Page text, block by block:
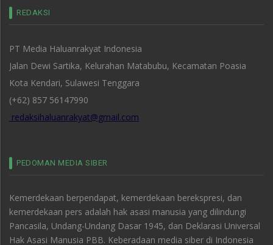
REDAKSI
PT Media Haluanrakyat Indonesia
Jalan Dewi Sartika, Kelurahan Matabubu, Kecamatan Poasia
Kota Kendari, Sulawesi Tenggara
(+62) 857 56147990
redaksihaluanrakyat@gmail.com
PEDOMAN MEDIA SIBER
Kemerdekaan berpendapat, kemerdekaan berekspresi, dan
kemerdekaan pers adalah hak asasi manusia yang dilindungi
Pancasila, Undang-Undang Dasar 1945, dan Deklarasi Universal
Hak Asasi Manusia PBB. Keberadaan media siber di Indonesia